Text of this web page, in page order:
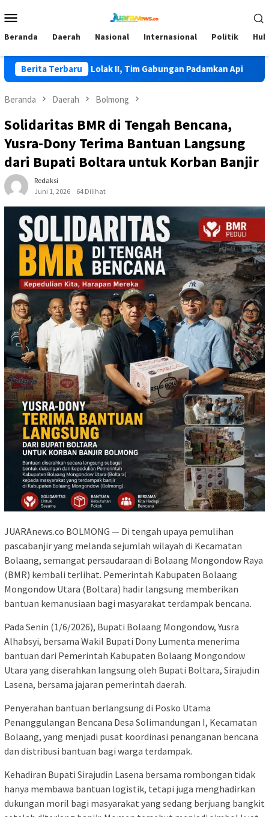
ke
Mobile
Beranda Daerah Nasional Internasional Politik
Berita Terbaru
di Lolak II, Tim Gabungan Padamkan Api HKG
Beranda Daerah Bolmong
Solidaritas BMR di Tengah Bencana,
Yusra-Dony Terima Bantuan Langsung
dari Bupati Boltara untuk Korban Banjir
Redaksi
Juni 1, 2026
64 Dilihat
JUARAnews.co BOLMONG — Di tengah upaya pemulihan
pascabanjir yang melanda sejumlah wilayah di Kecamatan
Bolaang, semangat persaudaraan di Bolaang Mongondow Raya
(BMR) kembali terlihat. Pemerintah Kabupaten Bolaang
Mongondow Utara (Boltara) hadir langsung memberikan
bantuan kemanusiaan bagi masyarakat terdampak bencana.
Pada Senin (1/6/2026), Bupati Bolaang Mongondow,Yusra
Alhabsyi, bersama Wakil Bupati Dony Lumenta menerima
bantuan dari Pemerintah Kabupaten Bolaang Mongondow
Utara yang diserahkan langsung oleh Bupati Boltara, Sirajudin
Lasena, bersama jajaran pemerintah daerah.
Penyerahan bantuan berlangsung di Posko Utama
Penanggulangan Bencana Desa Solimandungan I, Kecamatan
Bolaang, yang menjadi pusat koordinasi penanganan bencana
dan distribusi bantuan bagi warga terdampak.
Kehadiran Bupati Sirajudin Lasena bersama rombongan tidak
hanya membawa bantuan logistik, tetapi juga menghadirkan
dukungan moril bagi masyarakat yang sedang berjuang bangkit